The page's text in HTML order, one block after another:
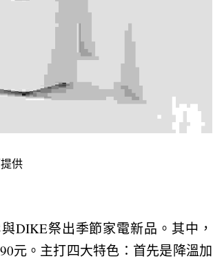
供
DIKE祭出季節家電新品。其中，
元。主打四大特色：首先是降溫加